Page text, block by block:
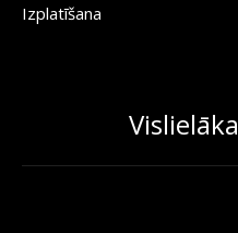
Izplatīšana